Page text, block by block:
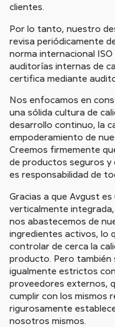
clientes.
Por lo tanto, nuestro
revisa periódicamente
norma internacional
auditorías internas de
certifica mediante
Nos enfocamos en
una sólida cultura de
desarrollo continuo, la
empoderamiento de
Creemos firmemente
de productos seguros y
es responsabilidad de
Gracias a que Avgust
verticalmente
nos abastecemos de
ingredientes activos, lo
controlar de cerca la
producto. Pero también
igualmente estrictos
proveedores externos,
cumplir con los mismos
rigurosamente
nosotros mismos.